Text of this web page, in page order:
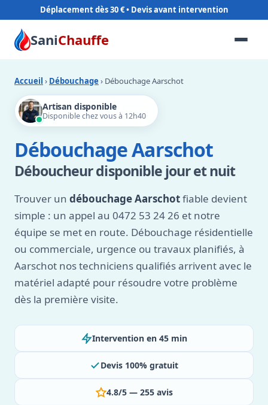
Déplacement dès 30 €
SaniChauffe
Accueil › Débouchage › Débouchage Aarschot
Artisan disponible
Disponible chez vous à 12h40
Débouchage Aarschot
Déboucheur disponible jour et nuit
Trouver un débouchage Aarschotfiable devient
simple : un appel au 0472 53 24 26 et notre
équipe se met en route. Débouchage résidentielle
ou commerciale, urgence ou travaux planifiés, à
Aarschot nos techniciens qualifiés arrivent avec le
matériel adapté pour résoudre votre problème
dès la première visite.
Intervention en 45 min
Devis 100% gratuit
4.8/5 — 255 avis